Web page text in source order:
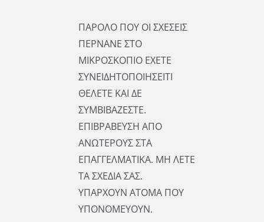
ΠΑΡΟΛΟ ΠΟΥ ΟΙ ΣΧΕΣΕΙΣ
ΠΕΡΝΑΝΕ ΣΤΟ
ΜΙΚΡΟΣΚΟΠΙΟ ΕΧΕΤΕ
ΣΥΝΕΙΔΗΤΟΠΟΙΗΣΕΙΤΙ
ΘΕΛΕΤΕ ΚΑΙ ΔΕ
ΣΥΜΒΙΒΑΖΕΣΤΕ.
ΕΠΙΒΡΑΒΕΥΣΗ ΑΠΟ
ΑΝΩΤΕΡΟΥΣ ΣΤΑ
ΕΠΑΓΓΕΛΜΑΤΙΚΑ. ΜΗ ΛΕΤΕ
ΤΑ ΣΧΕΔΙΑ ΣΑΣ.
ΥΠΑΡΧΟΥΝ ΑΤΟΜΑ ΠΟΥ
ΥΠΟΝΟΜΕΥΟΥΝ.